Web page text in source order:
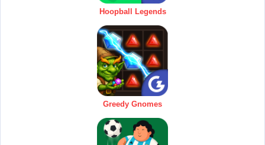
Hoopball Legends
Greedy Gnomes